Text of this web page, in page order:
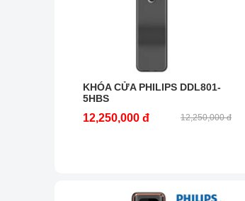
KHÓA CỬA PHILIPS DDL801-
5HBS
12,250,000 đ 12,250,000 đ